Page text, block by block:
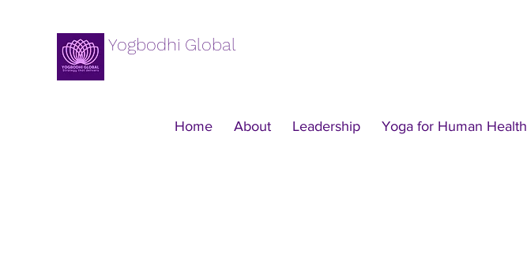
Yogbodhi Global
Home About Leadership Yoga for Human Health